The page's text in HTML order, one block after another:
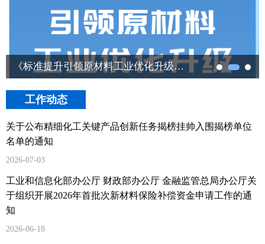
《标准提升引领原材料工业优化升级行动方案（2025—2027年）》一图读懂
工作动态
关于公布精细化工关键产品创新任务揭榜挂帅入围揭榜单位
名单的通知
2026-07-03
工业和信息化部办公厅 财政部办公厅 金融监管总局办公厅关
于组织开展2026年首批次新材料保险补偿资金申请工作的通
知
2026-06-18